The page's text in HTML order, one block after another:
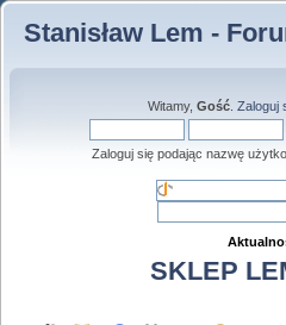
Stanisław Lem -
Witamy, Gość. Zaloguj
Zaloguj się podając nazwę
SKLEP